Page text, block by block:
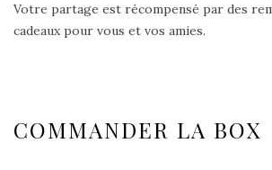
Votre partage est récompensé par des
cadeaux pour vous et vos amies.
COMMANDER LA BOX